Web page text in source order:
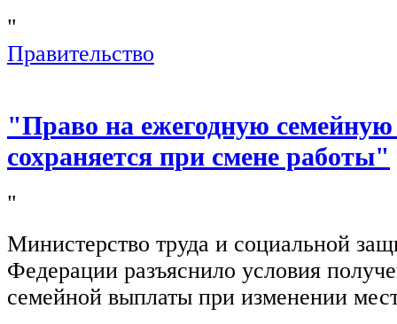
"
Правительство
"Право на ежегодную
сохраняется при смене работы"
"
Министерство труда и социальной
Федерации разъяснило условия
семейной выплаты при изменении